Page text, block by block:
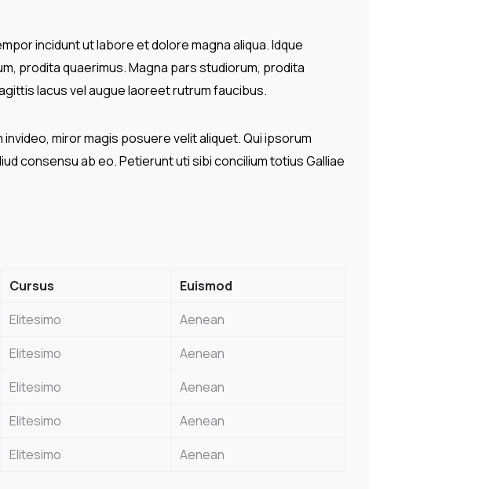
incidunt ut labore et dolore magna aliqua. Idque
prodita quaerimus. Magna pars studiorum, prodita
lacus vel augue laoreet rutrum faucibus.
miror magis posuere velit aliquet. Qui ipsorum
consensu ab eo. Petierunt uti sibi concilium totius Galliae
Cursus
Euismod
Elitesimo
Aenean
Elitesimo
Aenean
Elitesimo
Aenean
Elitesimo
Aenean
Elitesimo Aenean